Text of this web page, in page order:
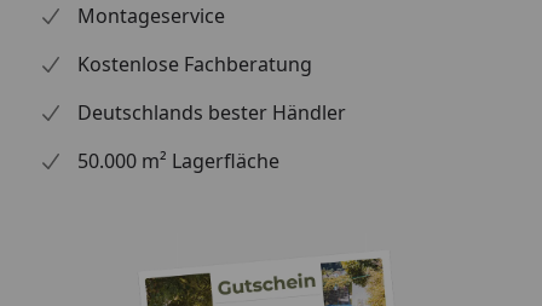
(siehe Reiter
"Zubehör")
Anschluss einer
Wasserspeier
Schrauben für die Befestigung der Rinnenhalter sind
nicht im Lieferumfang enthalten.
Montageservice
Kostenlose Fachberatung
Deutschlands bester Händler
50.000 m² Lagerfläche